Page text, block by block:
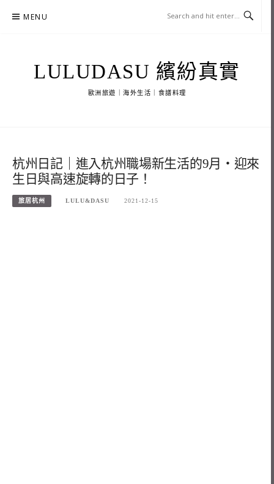
MENU
LULUDASU 繽紛真實
歐洲旅遊｜海外生活｜食譜料理
杭州日記｜進入杭州職場新生活的9月・迎來
生日與高速旋轉的日子！
旅居杭州 LULU&DASU 2021-12-15